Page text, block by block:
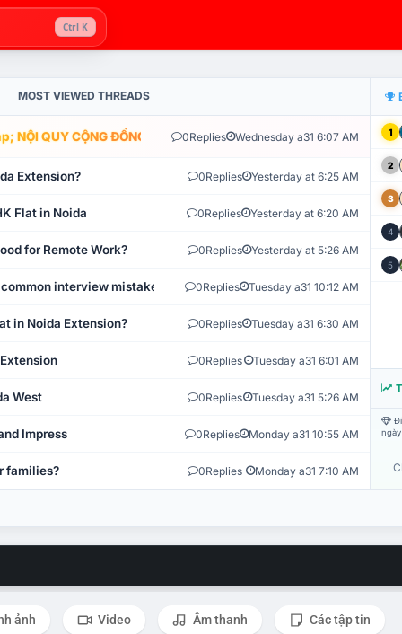
Ctrl K
MOST VIEWED THREADS
NỘI QUY CỘNG ĐỒNG VLIKE.VN: HỆ THỐNG GIÁM SÁT TỰ
0Replies Wednesday a31 6:07 AM
Extension? 0Replies Yesterday at 6:25 AM
Flat in Noida 0Replies Yesterday at 6:20 AM
for Remote Work? 0Replies Yesterday at 5:26 AM
interview mistakes? 0Replies Tuesday a31 10:12 AM
in Noida Extension? 0Replies Tuesday a31 6:30 AM
0Replies Tuesday a31 6:01 AM
West 0Replies Tuesday a31 5:26 AM
Impress 0Replies Monday a31 10:55 AM
families? 0Replies Monday a31 7:10 AM
1
2
3
4
5
ảnh Video Âm thanh Các tập tin